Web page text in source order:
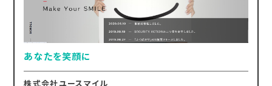
あなたを笑顔に
株式会社ユースマイル